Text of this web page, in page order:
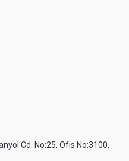
Cd. No:25, Ofis No:3100,